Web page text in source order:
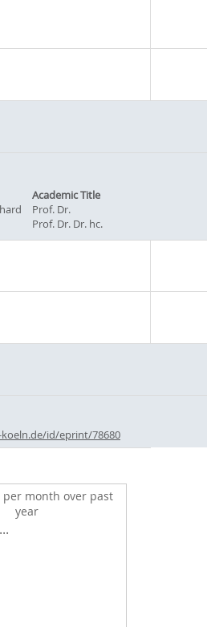
Academic Title
Prof. Dr.
Prof. Dr. Dr. hc.
id/eprint/78680
per month over past
year